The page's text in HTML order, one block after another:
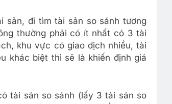
sản, đi tìm tài sản so sánh tương
thường phải có ít nhất có 3 tài
khu vực có giao dịch nhiều, tài
khác biệt thì sẽ là khiến định giá
tài sản so sánh (lấy 3 tài sản so